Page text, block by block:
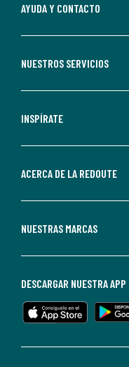
AYUDA Y CONTACTO
NUESTROS SERVICIOS
INSPÍRATE
ACERCA DE LA REDOUTE
NUESTRAS MARCAS
DESCARGAR NUESTRA APP